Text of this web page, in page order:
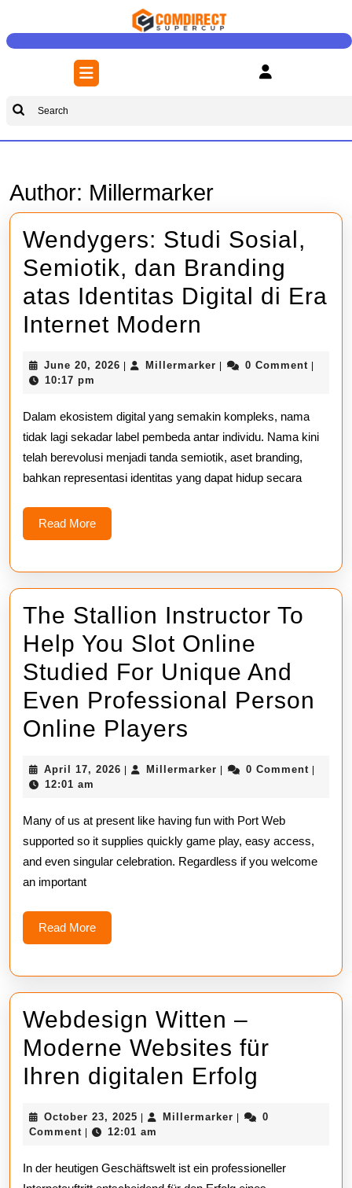
content
Open
Button
Search
Author: Millermarker
Wendygers: Studi Sosial,
Semiotik, dan Branding
atas Identitas Digital di Era
Internet Modern
Sosial,
Semiotik,
dan
Branding
atas
di
Era
Internet
Modern
June 20, 2026 June
| Millermarker Millermarker
| 0 Comment |
10:17 pm
Dalam ekosistem digital yang semakin kompleks, nama
tidak lagi sekadar label pembeda antar individu. Nama kini
telah berevolusi menjadi tanda semiotik, aset branding,
bahkan representasi identitas yang dapat hidup secara
Read MoreRead
More
The Stallion Instructor To
Help You Slot Online
Studied For Unique And
Even Professional Person
Online Players
Instructor
To
Help
You
For
Unique
And
Even
Professional
Person
Players
April 17, 2026 April
| Millermarker Millermarker
| 0 Comment |
12:01 am
Many of us at present like having fun with Port Web
supported so it supplies quickly game play, easy access,
and even singular celebration. Regardless if you welcome
an important
Read MoreRead
More
Webdesign Witten –
Moderne Websites für
Ihren digitalen Erfolg
October 23, 2025 October
23,
| Millermarker Millermarker
|
0
Comment | 12:01 am
In der heutigen Geschäftswelt ist ein professioneller